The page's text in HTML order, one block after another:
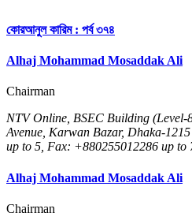
কোরআনুল কারিম : পর্ব ৩৭৪
Alhaj Mohammad Mosaddak Ali
Chairman
NTV Online, BSEC Building (Level-
Avenue, Karwan Bazar, Dhaka-
up to 5, Fax: +880255012286 up to
Alhaj Mohammad Mosaddak Ali
Chairman